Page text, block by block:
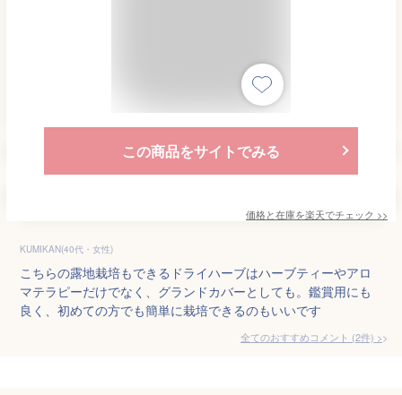
この商品をサイトでみる
価格と在庫を楽天でチェック >>
KUMIKAN(40代・女性)
こちらの露地栽培もできるドライハーブはハーブティーやアロ
マテラピーだけでなく、グランドカバーとしても。鑑賞用にも
良く、初めての方でも簡単に栽培できるのもいいです
全てのおすすめコメント (2件) >